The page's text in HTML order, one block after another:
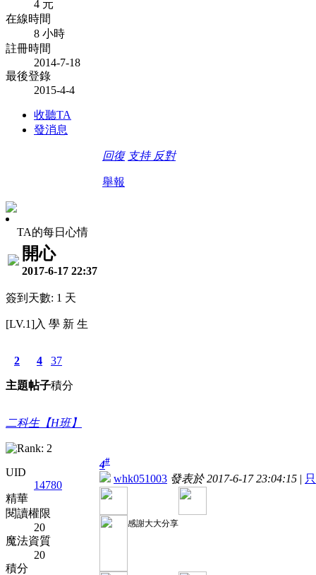
4 元
在線時間
8 小時
註冊時間
2014-7-18
最後登錄
2015-4-4
收聽TA
發消息
回復 支持 反對
舉報
TA的每日心情
開心
2017-6-17 22:37
簽到天數: 1 天
[LV.1]入 學 新 生
2
主題
4
帖子
37
積分
二科生【H班】
UID
14780
精華
閱讀權限
20
魔法資質
20
積分
4#
whk051003 發表於 2017-6-17 23:04:15 |
感謝大大分享